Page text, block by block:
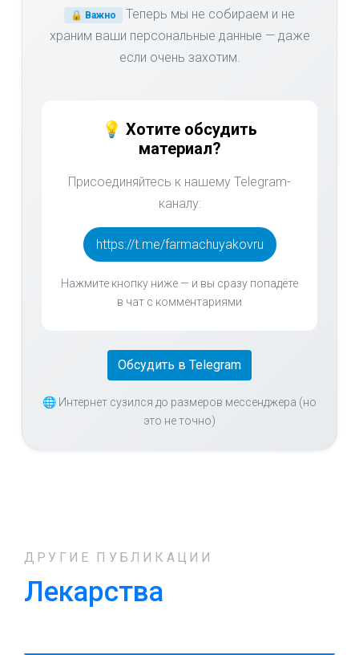
🔒 Важно
Теперь мы не собираем и не
храним ваши персональные данные — даже
если очень захотим.
💡 Хотите обсудить
материал?
Присоединяйтесь к нашему Telegram-
каналу:
https://t.me/farmachuyakovru
Нажмите кнопку ниже — и вы сразу попадёте
в чат с комментариями
Обсудить в Telegram
🌐 Интернет сузился до размеров мессенджера (но
это не точно)
ДРУГИЕ ПУБЛИКАЦИИ
Лекарства